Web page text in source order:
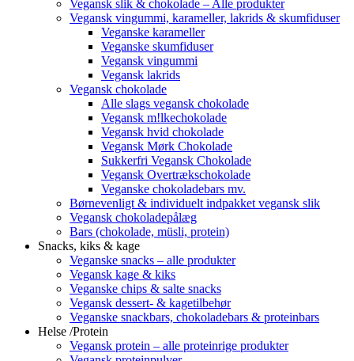
Vegansk slik & chokolade – Alle produkter
Vegansk vingummi, karameller, lakrids & skumfiduser
Veganske karameller
Veganske skumfiduser
Vegansk vingummi
Vegansk lakrids
Vegansk chokolade
Alle slags vegansk chokolade
Vegansk m!lkechokolade
Vegansk hvid chokolade
Vegansk Mørk Chokolade
Sukkerfri Vegansk Chokolade
Vegansk Overtrækschokolade
Veganske chokoladebars mv.
Børnevenligt & individuelt indpakket vegansk slik
Vegansk chokoladepålæg
Bars (chokolade, müsli, protein)
Snacks, kiks & kage
Veganske snacks – alle produkter
Vegansk kage & kiks
Veganske chips & salte snacks
Vegansk dessert- & kagetilbehør
Veganske snackbars, chokoladebars & proteinbars
Helse /Protein
Vegansk protein – alle proteinrige produkter